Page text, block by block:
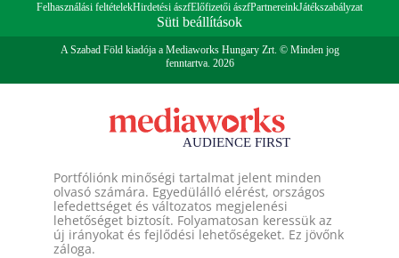
Felhasználási feltételekHirdetési ászfElőfizetői ászfPartnereinkJátékszabályzat
Süti beállítások
A Szabad Föld kiadója a Mediaworks Hungary Zrt. © Minden jog
fenntartva. 2026
Portfóliónk minőségi tartalmat jelent minden
olvasó számára. Egyedülálló elérést, országos
lefedettséget és változatos megjelenési
lehetőséget biztosít. Folyamatosan keressük az
új irányokat és fejlődési lehetőségeket. Ez jövőnk
záloga.